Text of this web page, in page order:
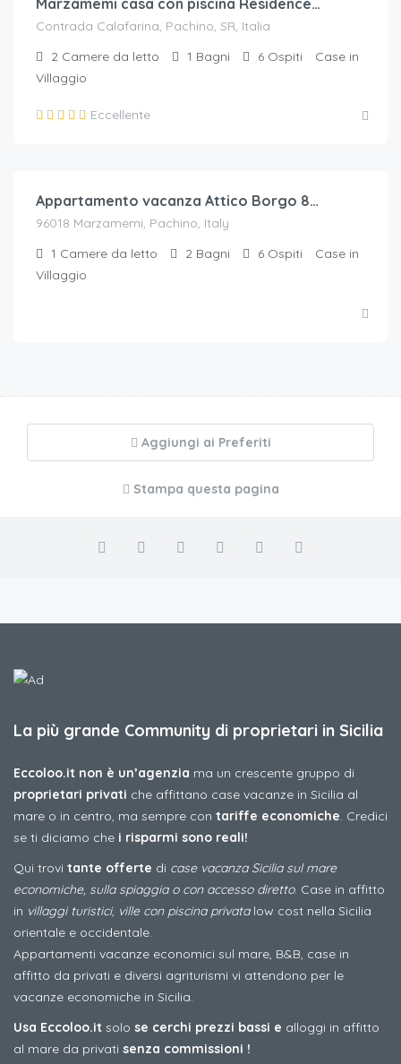
Contrada Calafarina, Pachino, SR, Italia
2 Camere da letto 1 Bagni 6 Ospiti
Case in
Villaggio
Eccellente
Appartamento vacanza Attico Borgo 84 Marzamemi
96018 Marzamemi, Pachino, Italy
1 Camere da letto 2 Bagni 6 Ospiti
Case in
Villaggio
Aggiungi ai Preferiti
Stampa questa pagina
La più grande Community di proprietari in Sicilia
Eccoloo.it non è un’agenzia ma un crescente gruppo di
proprietari privati che affittano case vacanze in Sicilia al
mare o in centro, ma sempre con tariffe economiche. Credici
se ti diciamo che i risparmi sono reali!
Qui trovi tante offerte di case vacanza Sicilia sul mare
economiche, sulla spiaggia o con accesso diretto. Case in affitto
in villaggi turistici, ville con piscina privatalow cost nella Sicilia
orientale e occidentale.
Appartamenti vacanze economici sul mare, B&B, case in
affitto da privati e diversi agriturismi vi attendono per le
vacanze economiche in Sicilia.
Usa Eccoloo.it solo se cerchi prezzi bassi e alloggi in affitto
al mare da privati senza commissioni !